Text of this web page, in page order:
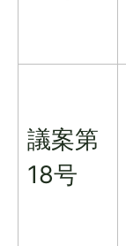
議案第
18号